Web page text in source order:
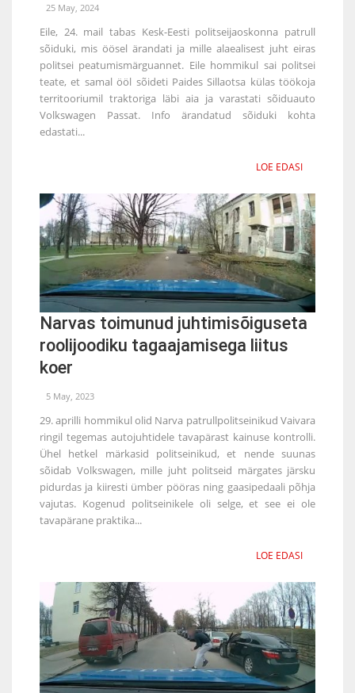
25 May, 2024
Eile, 24. mail tabas Kesk-Eesti politseijaoskonna patrull
sõiduki, mis öösel ärandati ja mille alaealisest juht eiras
politsei peatumismärguannet. Eile hommikul sai politsei
teate, et samal ööl sõideti Paides Sillaotsa külas töökoja
territooriumil traktoriga läbi aia ja varastati sõiduauto
Volkswagen Passat. Info ärandatud sõiduki kohta
edastati...
LOE EDASI
Narvas toimunud juhtimisõiguseta
roolijoodiku tagaajamisega liitus
koer
5 May, 2023
29. aprilli hommikul olid Narva patrullpolitseinikud Vaivara
ringil tegemas autojuhtidele tavapärast kainuse kontrolli.
Ühel hetkel märkasid politseinikud, et nende suunas
sõidab Volkswagen, mille juht politseid märgates järsku
pidurdas ja kiiresti ümber pööras ning gaasipedaali põhja
vajutas. Kogenud politseinikele oli selge, et see ei ole
tavapärane praktika...
LOE EDASI